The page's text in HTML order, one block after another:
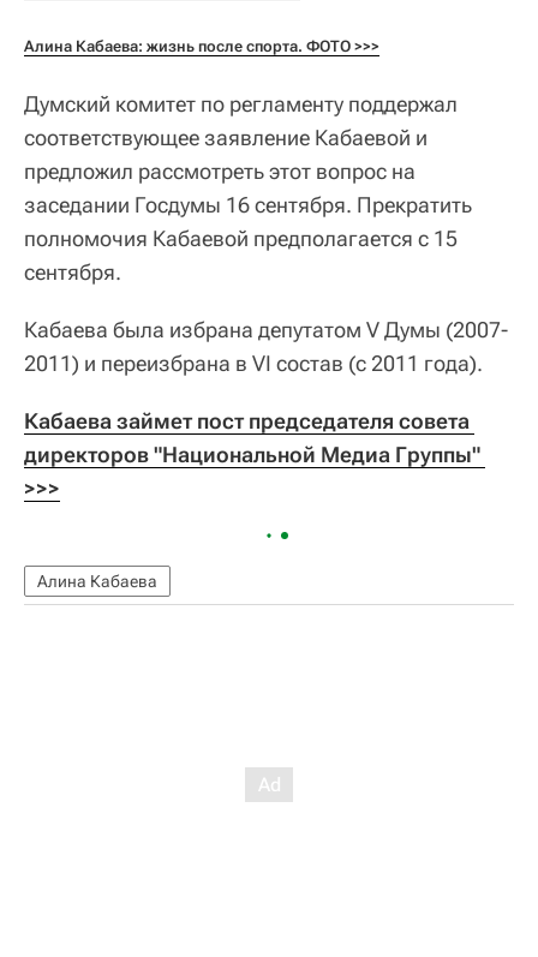
Алина Кабаева: жизнь после спорта. ФОТО >>>
Думский комитет по регламенту поддержал
соответствующее заявление Кабаевой и
предложил рассмотреть этот вопрос на
заседании Госдумы 16 сентября. Прекратить
полномочия Кабаевой предполагается с 15
сентября.
Кабаева была избрана депутатом V Думы (2007-
2011) и переизбрана в VI состав (с 2011 года).
Кабаева займет пост председателя совета
директоров "Национальной Медиа Группы"
>>>
Алина Кабаева